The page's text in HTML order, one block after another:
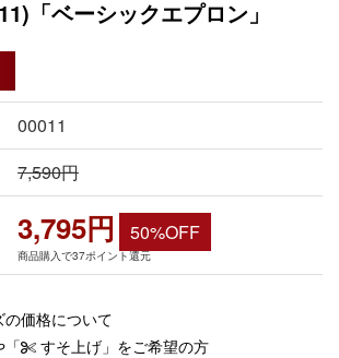
「ベーシックエプロン」
00011
7,590円
3,795円 50%OFF
商品購入で37ポイント還元
の価格について
「 すそ上げ」をご希望の方